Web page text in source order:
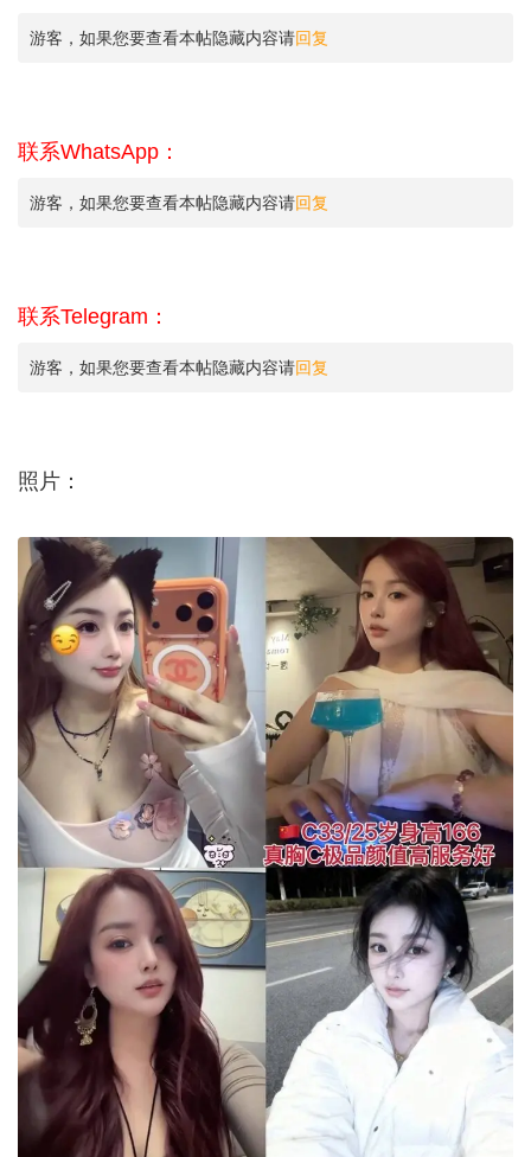
游客，如果您要查看本帖隐藏内容请回复
联系WhatsApp：
游客，如果您要查看本帖隐藏内容请回复
联系Telegram：
游客，如果您要查看本帖隐藏内容请回复
照片：